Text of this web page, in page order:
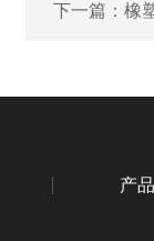
下一篇： 橡
产